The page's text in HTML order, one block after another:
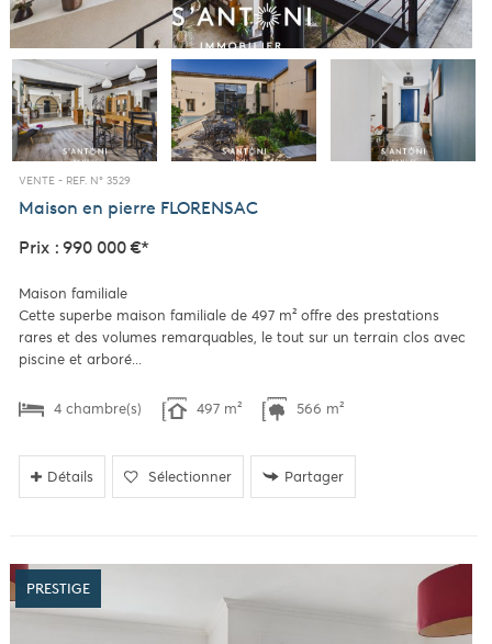
VENTE - REF. N° 3529
Maison en pierre FLORENSAC
Prix : 990 000 €*
Maison familiale
Cette superbe maison familiale de 497 m² offre des prestations
rares et des volumes remarquables, le tout sur un terrain clos avec
piscine et arboré...
4 chambre(s) 497 m² 566 m²
Détails Sélectionner Partager
PRESTIGE